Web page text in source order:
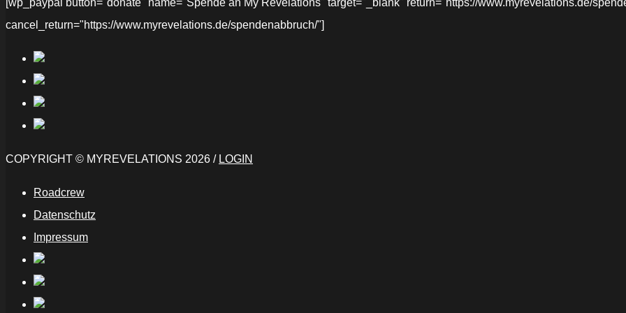
[wp_paypal button="donate" name="Spende an My Revelations" target="_blank" return="https://www.myrevelations.de/
cancel_return="https://www.myrevelations.de/spendenabbruch/"]
COPYRIGHT © MYREVELATIONS 2026 / LOGIN
Roadcrew
Datenschutz
Impressum